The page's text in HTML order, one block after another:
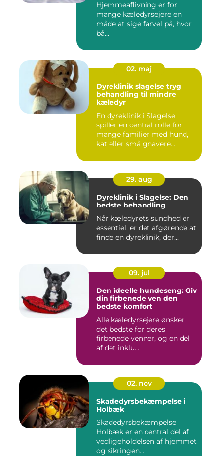
Hjemmeaflivning er for
mange kæledyrsejere en
måde at sige farvel på, hvor
bå...
02. maj
Dyreklinik slagelse tryg
behandling til mindre
kæledyr
En dyreklinik i Slagelse
spiller en central rolle for
mange familier med hund,
kat eller små gnavere...
29. aug
Dyreklinik i Slagelse: Den
bedste behandling
Når kæledyrets sundhed er
essentiel, er det afgørende at
finde en dyreklinik, der...
09. jul
Den ideelle hundeseng: Giv
din firbenede ven den
bedste komfort
Alle kæledyrsejere ønsker
det bedste for deres
firbenede venner, og en del
af det inklu...
02. nov
Skadedyrsbekæmpelse i
Holbæk
Skadedyrsbekæmpelse
Holbæk er en central del af
vedligeholdelsen af hjemmet
og sikringen...